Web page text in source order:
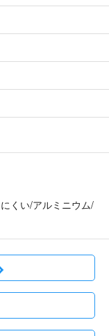
くい/アルミニウム/